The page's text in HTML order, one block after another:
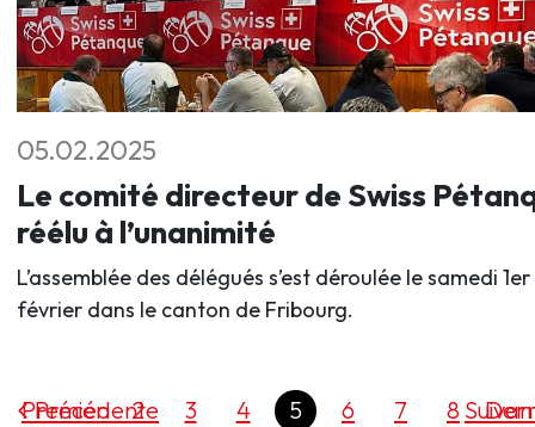
05.02.2025
Le comité directeur de Swiss
réélu à l’unanimité
L’assemblée des délégués s’est déroulée le samedi 1er
février dans le canton de Fribourg.
Précédente
Premier 2 3 4 5 6 7 8